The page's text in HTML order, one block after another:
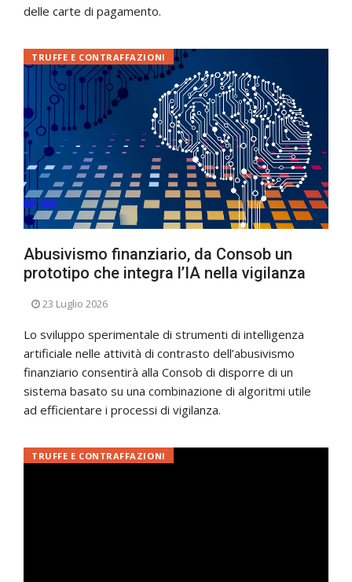
delle carte di pagamento.
Abusivismo finanziario, da Consob un
prototipo che integra l’IA nella vigilanza
TRUFFE E CONTRAFFAZIONI
23 Luglio 2026
Lo sviluppo sperimentale di strumenti di intelligenza
artificiale nelle attività di contrasto dell’abusivismo
finanziario consentirà alla Consob di disporre di un
sistema basato su una combinazione di algoritmi utile
ad efficientare i processi di vigilanza.
TRUFFE E CONTRAFFAZIONI